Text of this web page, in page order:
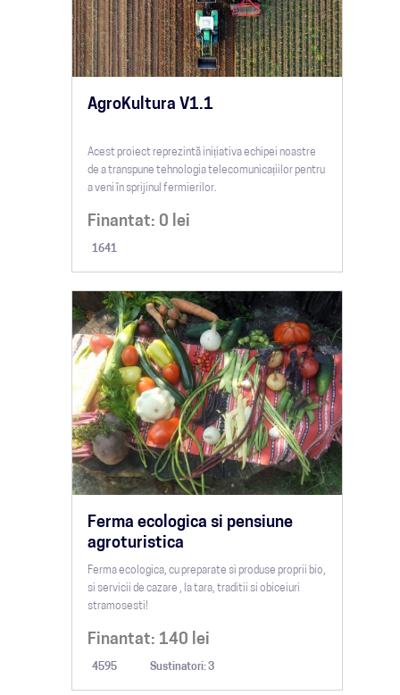
AgroKultura V1.1
Acest proiect reprezintă inițiativa echipei noastre
de a transpune tehnologia telecomunicațiilor pentru
a veni în sprijinul fermierilor.
Finantat: 0 lei
1641
Ferma ecologica si pensiune
agroturistica
Ferma ecologica, cu preparate si produse proprii bio,
si servicii de cazare , la tara, traditii si obiceiuri
stramosesti!
Finantat: 140 lei
4595 Sustinatori: 3